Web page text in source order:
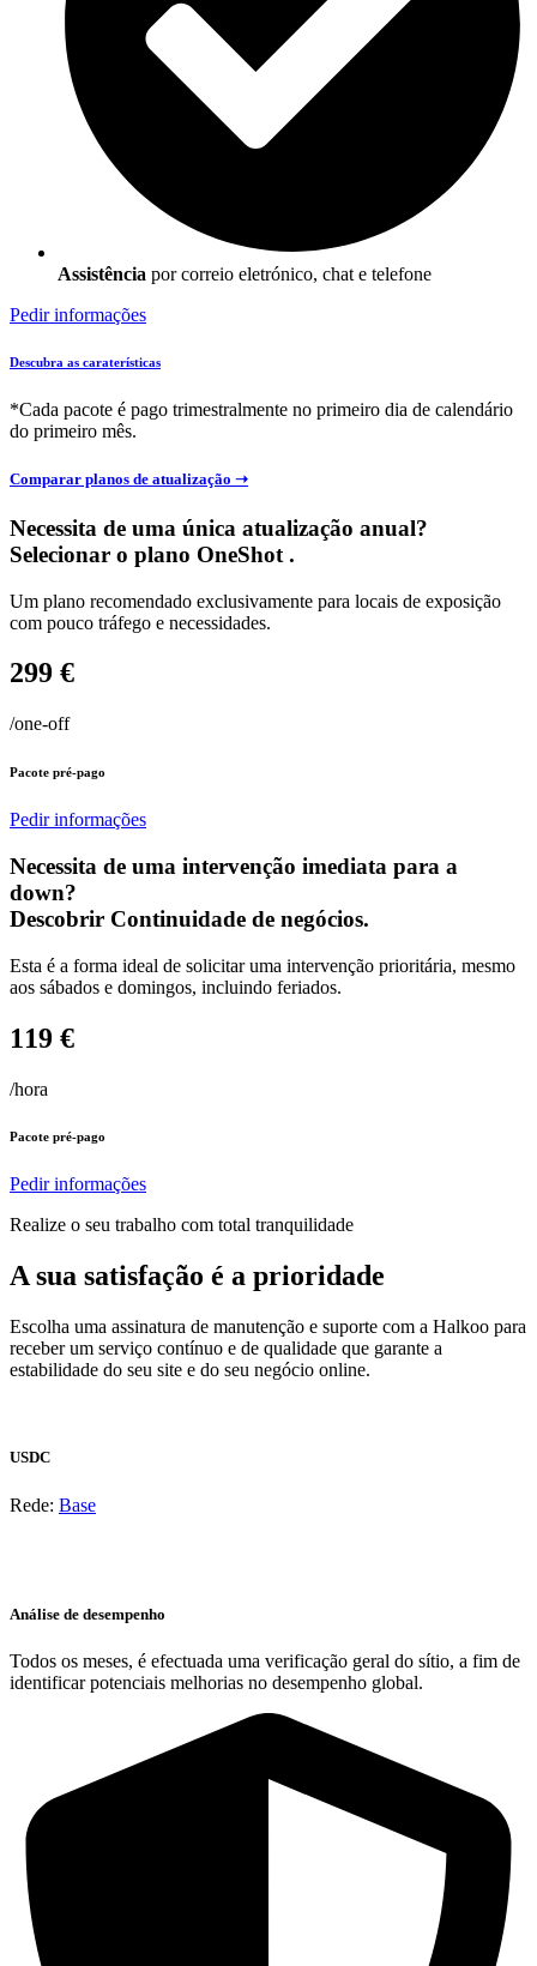
Assistência por correio eletrónico, chat e telefone
Pedir informações
Descubra as caraterísticas
*Cada pacote é pago trimestralmente no primeiro dia de calendário
do primeiro mês.
Comparar planos de atualização ➝
Necessita de uma única atualização anual?
Selecionar o plano OneShot .
Um plano recomendado exclusivamente para locais de exposição
com pouco tráfego e necessidades.
299 €
/one-off
Pacote pré-pago
Pedir informações
Necessita de uma intervenção imediata para a
down?
Descobrir Continuidade de negócios.
Esta é a forma ideal de solicitar uma intervenção prioritária, mesmo
aos sábados e domingos, incluindo feriados.
119 €
/hora
Pacote pré-pago
Pedir informações
Realize o seu trabalho com total tranquilidade
A sua satisfação é a prioridade
Escolha uma assinatura de manutenção e suporte com a Halkoo para
receber um serviço contínuo e de qualidade que garante a
estabilidade do seu site e do seu negócio online.
USDC
Rede: Base
Análise de desempenho
Todos os meses, é efectuada uma verificação geral do sítio, a fim de
identificar potenciais melhorias no desempenho global.